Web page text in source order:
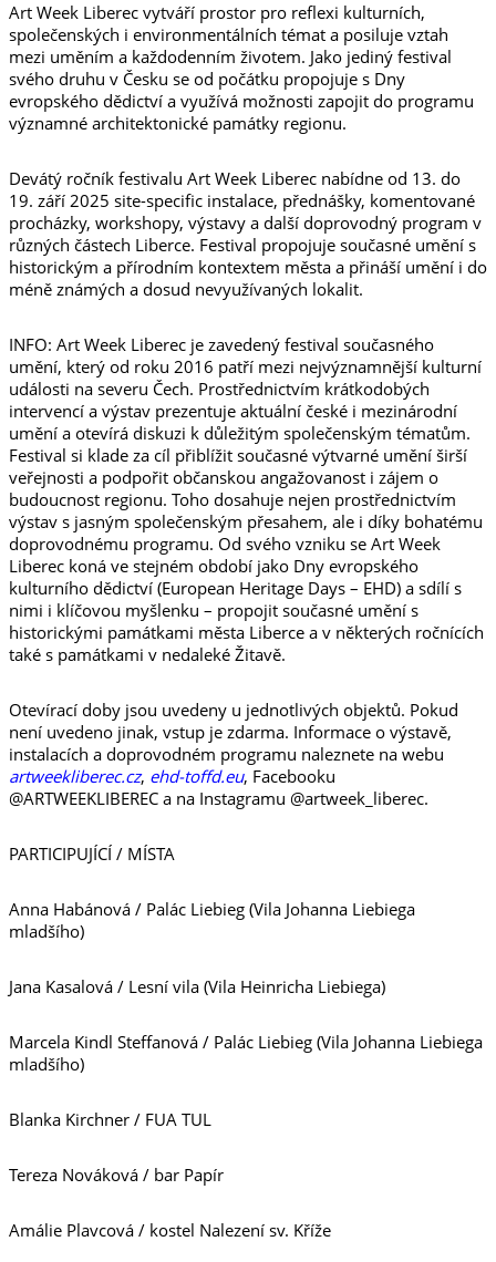
Art Week Liberec vytváří prostor pro reflexi kulturních,
společenských i environmentálních témat a posiluje vztah
mezi uměním a každodenním životem. Jako jediný festival
svého druhu v Česku se od počátku propojuje s Dny
evropského dědictví a využívá možnosti zapojit do programu
významné architektonické památky regionu.
Devátý ročník festivalu Art Week Liberec nabídne od 13. do
19. září 2025 site-specific instalace, přednášky, komentované
procházky, workshopy, výstavy a další doprovodný program v
různých částech Liberce. Festival propojuje současné umění s
historickým a přírodním kontextem města a přináší umění i do
méně známých a dosud nevyužívaných lokalit.
INFO: Art Week Liberec je zavedený festival současného
umění, který od roku 2016 patří mezi nejvýznamnější kulturní
události na severu Čech. Prostřednictvím krátkodobých
intervencí a výstav prezentuje aktuální české i mezinárodní
umění a otevírá diskuzi k důležitým společenským tématům.
Festival si klade za cíl přiblížit současné výtvarné umění širší
veřejnosti a podpořit občanskou angažovanost i zájem o
budoucnost regionu. Toho dosahuje nejen prostřednictvím
výstav s jasným společenským přesahem, ale i díky bohatému
doprovodnému programu. Od svého vzniku se Art Week
Liberec koná ve stejném období jako Dny evropského
kulturního dědictví (European Heritage Days – EHD) a sdílí s
nimi i klíčovou myšlenku – propojit současné umění s
historickými památkami města Liberce a v některých ročnících
také s památkami v nedaleké Žitavě.
Otevírací doby jsou uvedeny u jednotlivých objektů. Pokud
není uvedeno jinak, vstup je zdarma. Informace o výstavě,
instalacích a doprovodném programu naleznete na webu
artweekliberec.cz, ehd-toffd.eu, Facebooku
@ARTWEEKLIBEREC a na Instagramu @artweek_liberec.
PARTICIPUJÍCÍ / MÍSTA
Anna Habánová / Palác Liebieg (Vila Johanna Liebiega
mladšího)
Jana Kasalová / Lesní vila (Vila Heinricha Liebiega)
Marcela Kindl Steffanová / Palác Liebieg (Vila Johanna Liebiega
mladšího)
Blanka Kirchner / FUA TUL
Tereza Nováková / bar Papír
Amálie Plavcová / kostel Nalezení sv. Kříže